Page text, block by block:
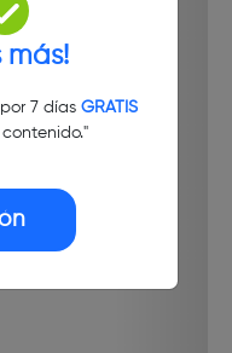
más!
7 días GRATIS